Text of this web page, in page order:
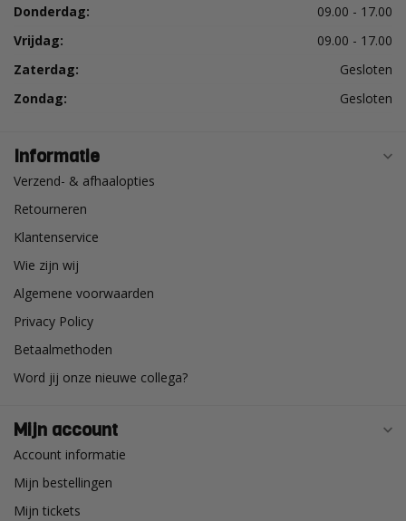
Donderdag:
09.00 - 17.00
Vrijdag:
09.00 - 17.00
Zaterdag:
Gesloten
Zondag:
Gesloten
Informatie
Verzend- & afhaalopties
Retourneren
Klantenservice
Wie zijn wij
Algemene voorwaarden
Privacy Policy
Betaalmethoden
Word jij onze nieuwe collega?
Mijn account
Account informatie
Mijn bestellingen
Mijn tickets